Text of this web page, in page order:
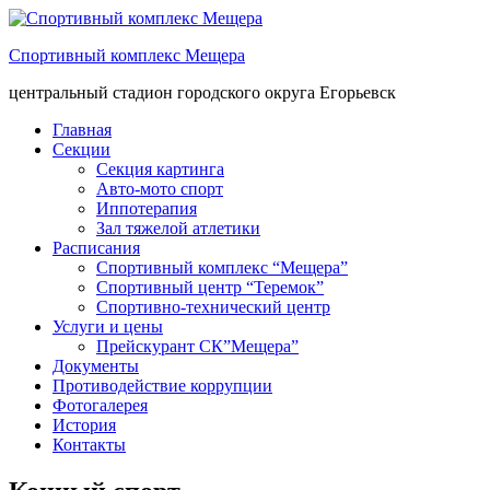
Спортивный комплекс Мещера
центральный стадион городского округа Егорьевск
Главная
Секции
Секция картинга
Авто-мото спорт
Иппотерапия
Зал тяжелой атлетики
Расписания
Спортивный комплекс “Мещера”
Спортивный центр “Теремок”
Спортивно-технический центр
Услуги и цены
Прейскурант СК”Мещера”
Документы
Противодействие коррупции
Фотогалерея
История
Контакты